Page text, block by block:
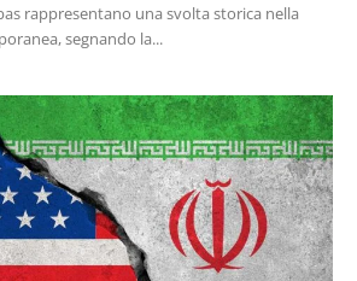
rappresentano una svolta storica nella
segnando la...